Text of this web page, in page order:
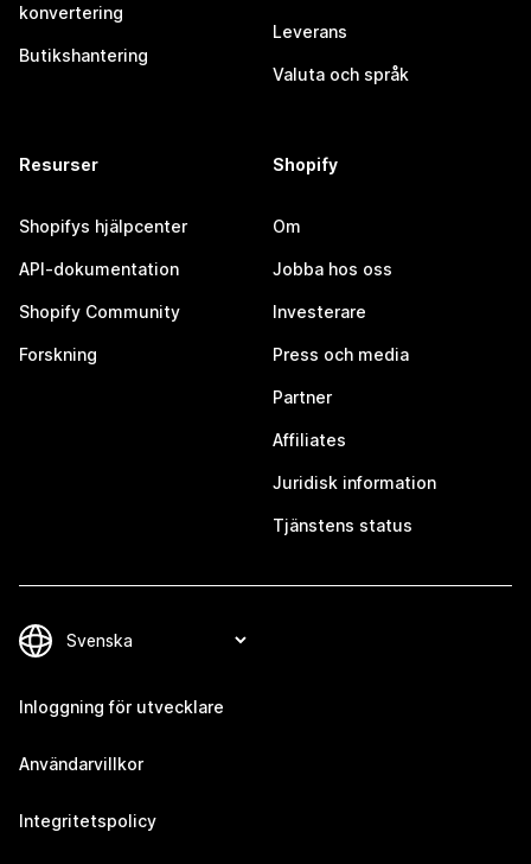
konvertering
Butikshantering
Leverans
Valuta och språk
Resurser
Shopifys hjälpcenter
API-dokumentation
Shopify Community
Forskning
Shopify
Om
Jobba hos oss
Investerare
Press och media
Partner
Affiliates
Juridisk information
Tjänstens status
Inloggning för utvecklare
Användarvillkor
Integritetspolicy